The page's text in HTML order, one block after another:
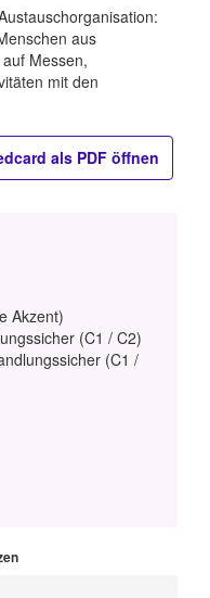
aus
Messen,
mit den
als PDF öffnen
Akzent)
(C1 / C2)
(C1 /